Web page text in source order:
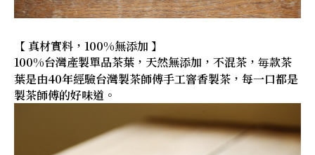
【 真材實料，100%無添加 】
100%台灣產製單品茶葉，天然無添加，不混茶，毎款茶
葉是由40年經驗台灣製茶師傅手工窨香製茶，每一口都是
製茶師傅的好味道。